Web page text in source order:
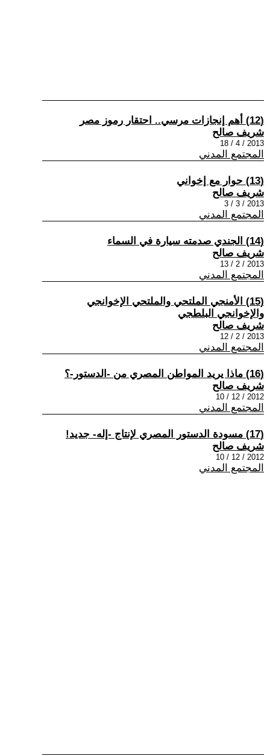
(12) أهم إنجازات مرسي.. احتقار رموز مصر
شريف صالح
2013 / 4 / 18
المجتمع المدني
(13) حوار مع إخواني
شريف صالح
2013 / 3 / 3
المجتمع المدني
(14) الجندي صدمته سيارة في السماء
شريف صالح
2013 / 2 / 13
المجتمع المدني
(15) الأمنجي الملتحي والملتحي الإخوانجي
والإخوانجي البلطجي
شريف صالح
2013 / 2 / 12
المجتمع المدني
(16) ماذا يريد المواطن المصري من -الدستور-؟
شريف صالح
2012 / 12 / 10
المجتمع المدني
(17) مسودة الدستور المصري لإنتاج -إله- جديد!
شريف صالح
2012 / 12 / 10
المجتمع المدني